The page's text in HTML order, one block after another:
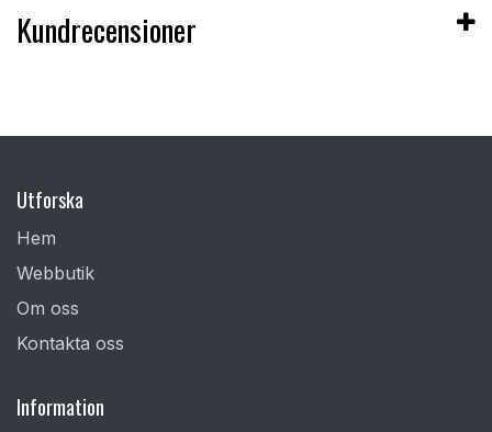
Kundrecensioner
Utforska
Hem
Webbutik
Om oss
Kontakta oss
Information